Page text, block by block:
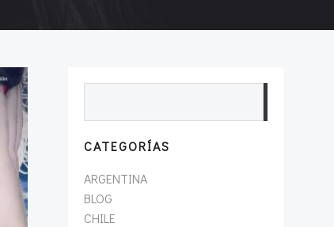
CATEGORÍAS
ARGENTINA
BLOG
CHILE